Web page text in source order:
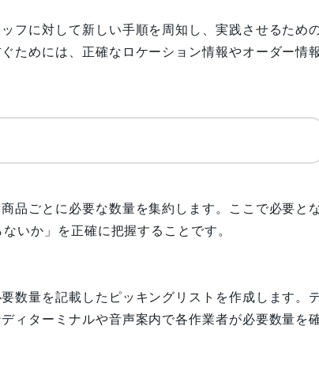
フに対して新しい手順を周知し、実践させるため
ためには、正確なロケーション情報やオーダー情報
品ごとに必要な数量を集約します。ここで必要と
いか」を正確に把握することです。
数量を記載したピッキングリストを作成します。
ィターミナルや音声案内で各作業者が必要数量を